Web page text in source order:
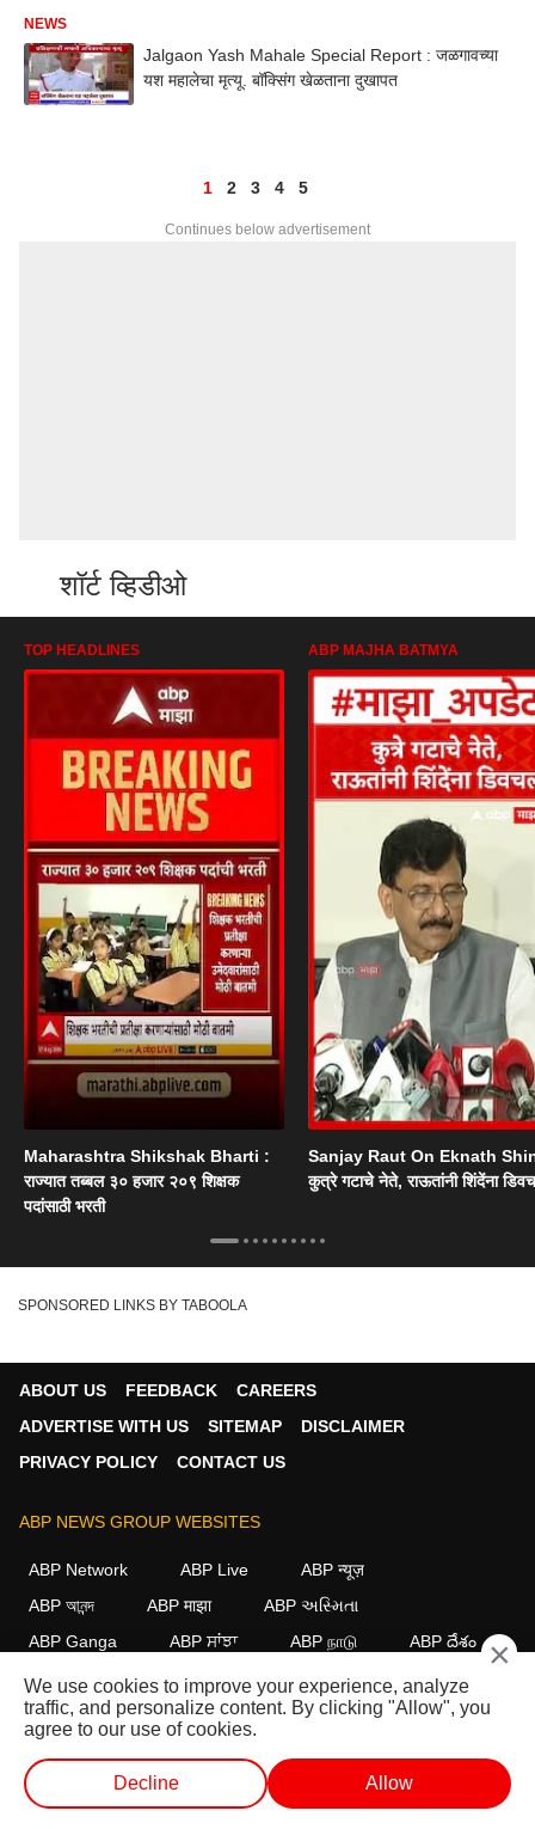
NEWS
Jalgaon Yash Mahale Special Report : जळगावच्या
यश महालेचा मृत्यू. बॉक्सिंग खेळताना दुखापत
1 2 3 4 5
Continues below advertisement
शॉर्ट व्हिडीओ
TOP HEADLINES
Maharashtra Shikshak Bharti :
राज्यात तब्बल ३० हजार २०९ शिक्षक
पदांसाठी भरती
ABP MAJHA BATMYA
Sanjay Raut On Eknath
कुत्रे गटाचे नेते, राऊतांनी शिंदेंना
SPONSORED LINKS BY TABOOLA
ABOUT US FEEDBACK
CAREERS
ADVERTISE WITH US
SITEMAP
DISCLAIMER
PRIVACY POLICY
CONTACT US
ABP NEWS GROUP WEBSITES
ABP Network ABP Live
ABP न्यूज़
ABP আনন্দ
ABP माझा
ABP અસ્મિતા
ABP Ganga
ABP ਸਾਂਝਾ ABP நாடு ABP దేశం
FOLLOW US
This website follows the DNPA Code of Ethics. Copyright@2026.
All rights reserved.
×
We use cookies to improve your experience, analyze
traffic, and personalize content. By clicking "Allow", you
agree to our use of cookies.
Decline Allow